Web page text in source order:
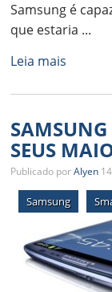
Samsung é
que estaria ...
Leia mais
SEUS
Publicado porAlyen
Samsung